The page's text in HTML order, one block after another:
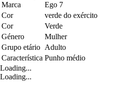
Marca
Ego 7
Cor
verde do exército
Cor
Verde
Género
Mulher
Grupo etário Adulto
Característica Punho médio
Loading...
Loading...